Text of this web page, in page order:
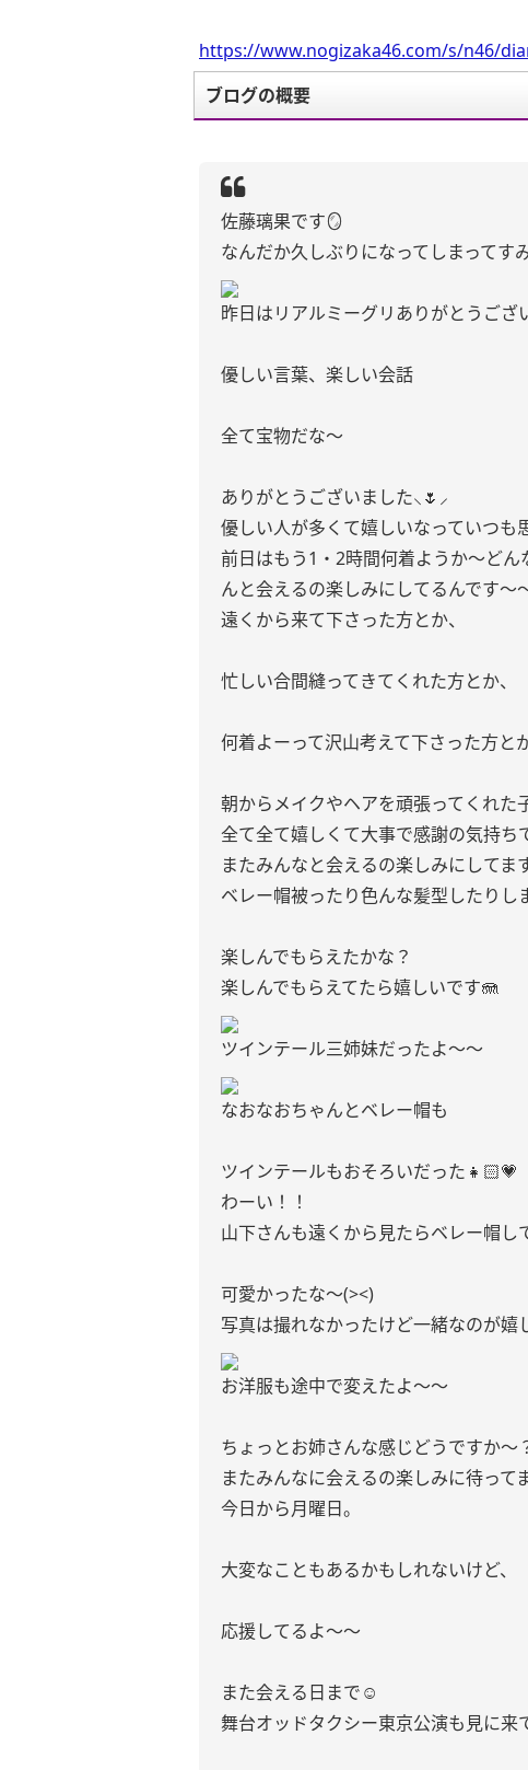
https://www.nogizaka46.com/s/n46/
ブログの概要
佐藤璃果です🪞
なんだか久しぶりになってしまってす
昨日はリアルミーグリありがとうござ
優しい言葉、楽しい会話
全て宝物だな〜
ありがとうございました⸜🌷︎⸝‍
優しい人が多くて嬉しいなっていつも
前日はもう1・2時間何着ようか〜ど
んと会えるの楽しみにしてるんです〜
遠くから来て下さった方とか、
忙しい合間縫ってきてくれた方とか、
何着よーって沢山考えて下さった方とか
朝からメイクやヘアを頑張ってくれた
全て全て嬉しくて大事で感謝の気持ち
またみんなと会えるの楽しみにしてま
ベレー帽被ったり色んな髪型したりし
楽しんでもらえたかな？
楽しんでもらえてたら嬉しいです🪼
ツインテール三姉妹だったよ〜〜
なおなおちゃんとベレー帽も
ツインテールもおそろいだった👧🏻💗
わーい！！
山下さんも遠くから見たらベレー帽し
可愛かったな〜(><)
写真は撮れなかったけど一緒なのが嬉
お洋服も途中で変えたよ〜〜
ちょっとお姉さんな感じどうですか〜
またみんなに会えるの楽しみに待って
今日から月曜日。
大変なこともあるかもしれないけど、
応援してるよ〜〜
また会える日まで☺︎︎︎︎
舞台オッドタクシー東京公演も見に来